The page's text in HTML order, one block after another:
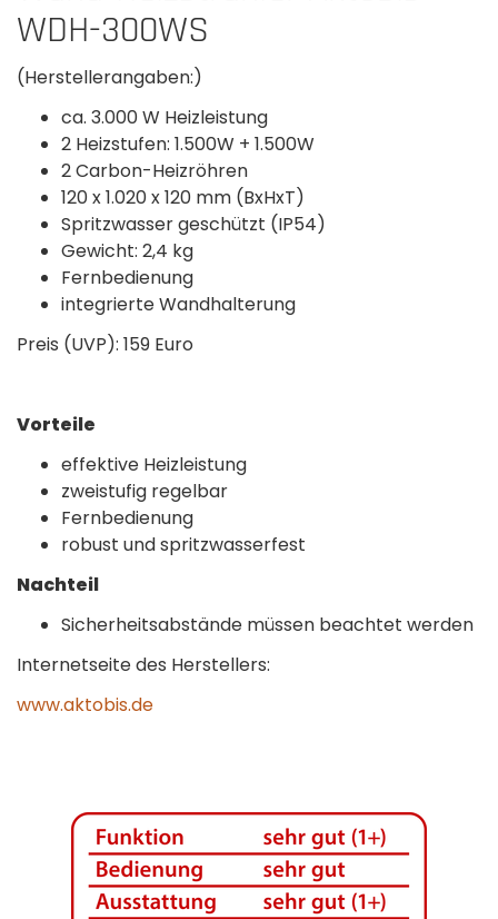
WDH-300WS
(Herstellerangaben:)
ca. 3.000 W Heizleistung
2 Heizstufen: 1.500W + 1.500W
2 Carbon-Heizröhren
120 x 1.020 x 120 mm (BxHxT)
Spritzwasser geschützt (IP54)
Gewicht: 2,4 kg
Fernbedienung
integrierte Wandhalterung
Preis (UVP): 159 Euro
Vorteile
effektive Heizleistung
zweistufig regelbar
Fernbedienung
robust und spritzwasserfest
Nachteil
Sicherheitsabstände müssen beachtet werden
Internetseite des Herstellers:
www.aktobis.de